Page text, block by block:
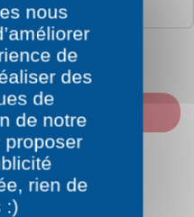
nous
de
des
de
de notre
proposer
rien de
:)